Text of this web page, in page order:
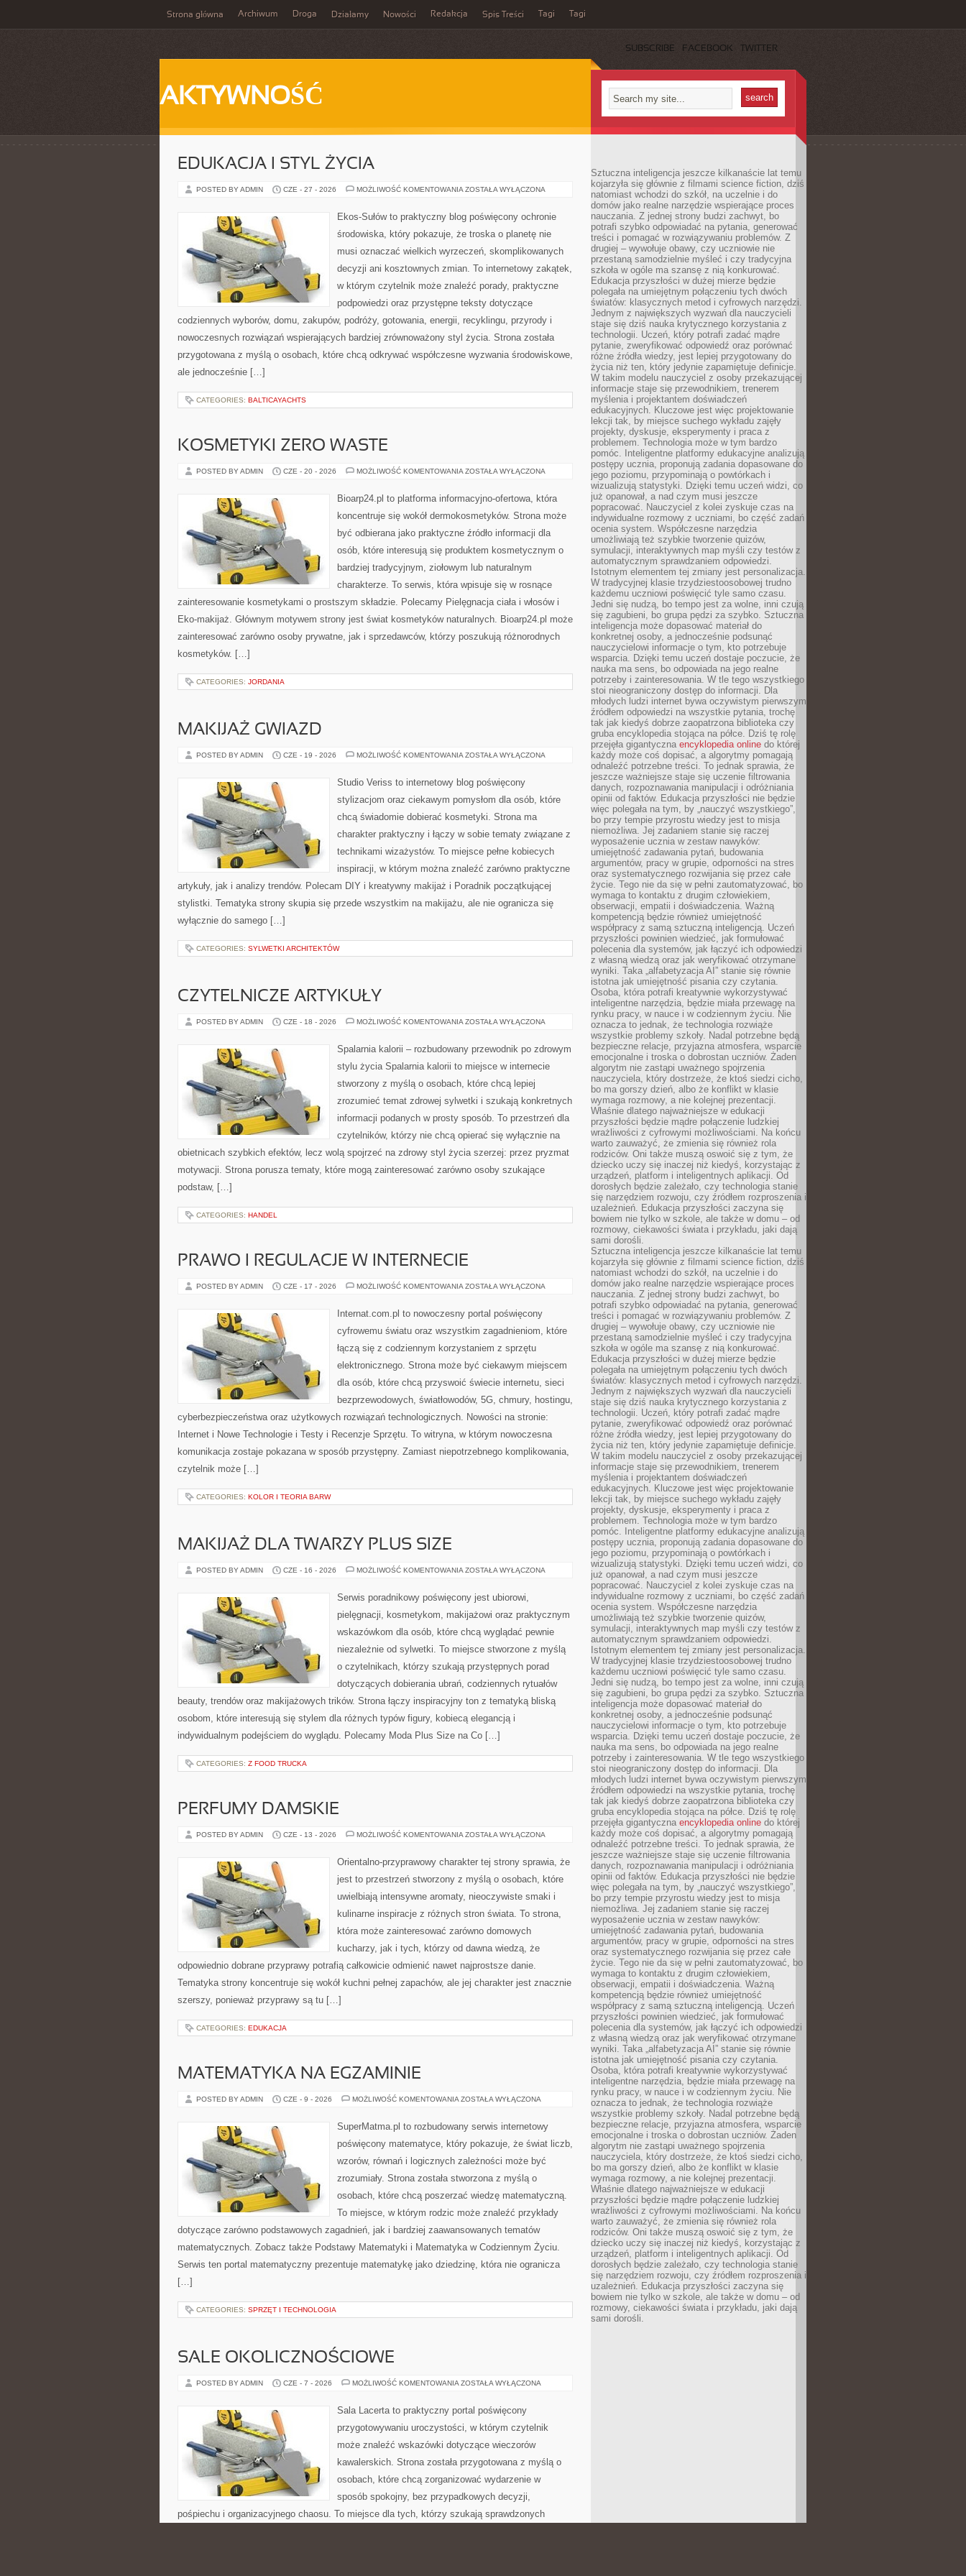
Strona główna Archiwum Droga Działamy Nowości Redakcja Spis Treści Tagi Tagi
SUBSCRIBE FACEBOOK TWITTER
AKTYWNOŚĆ
EDUKACJA I STYL ŻYCIA
POSTED BY ADMIN CZE - 27 - 2026 MOŻLIWOŚĆ KOMENTOWANIA EDUKACJA
ŻYCIA
ZOSTAŁA WYŁĄCZONA
Ekos-Sułów to praktyczny blog poświęcony ochronie
środowiska, który pokazuje, że troska o planetę nie
musi oznaczać wielkich wyrzeczeń, skomplikowanych
decyzji ani kosztownych zmian. To internetowy zakątek,
w którym czytelnik może znaleźć porady, praktyczne
podpowiedzi oraz przystępne teksty dotyczące
codziennych wyborów, domu, zakupów, podróży, gotowania, energii, recyklingu, przyrody i
nowoczesnych rozwiązań wspierających bardziej zrównoważony styl życia. Strona została
przygotowana z myślą o osobach, które chcą odkrywać współczesne wyzwania środowiskowe,
ale jednocześnie […]
CATEGORIES: BALTICAYACHTS
KOSMETYKI ZERO WASTE
POSTED BY ADMIN CZE - 20 - 2026 MOŻLIWOŚĆ KOMENTOWANIA KOSMETYKI
ZOSTAŁA WYŁĄCZONA
Bioarp24.pl to platforma informacyjno-ofertowa, która
koncentruje się wokół dermokosmetyków. Strona może
być odbierana jako praktyczne źródło informacji dla
osób, które interesują się produktem kosmetycznym o
bardziej tradycyjnym, ziołowym lub naturalnym
charakterze. To serwis, która wpisuje się w rosnące
zainteresowanie kosmetykami o prostszym składzie. Polecamy Pielęgnacja ciała i włosów i
Eko-makijaż. Głównym motywem strony jest świat kosmetyków naturalnych. Bioarp24.pl może
zainteresować zarówno osoby prywatne, jak i sprzedawców, którzy poszukują różnorodnych
kosmetyków. […]
CATEGORIES: JORDANIA
MAKIJAŻ GWIAZD
POSTED BY ADMIN CZE - 19 - 2026 MOŻLIWOŚĆ KOMENTOWANIA MAKIJAŻ
ZOSTAŁA WYŁĄCZONA
Studio Veriss to internetowy blog poświęcony
stylizacjom oraz ciekawym pomysłom dla osób, które
chcą świadomie dobierać kosmetyki. Strona ma
charakter praktyczny i łączy w sobie tematy związane z
technikami wizażystów. To miejsce pełne kobiecych
inspiracji, w którym można znaleźć zarówno praktyczne
artykuły, jak i analizy trendów. Polecam DIY i kreatywny makijaż i Poradnik początkującej
stylistki. Tematyka strony skupia się przede wszystkim na makijażu, ale nie ogranicza się
wyłącznie do samego […]
CATEGORIES: SYLWETKI ARCHITEKTÓW
CZYTELNICZE ARTYKUŁY
POSTED BY ADMIN CZE - 18 - 2026 MOŻLIWOŚĆ KOMENTOWANIA CZYTELNICZE
ZOSTAŁA WYŁĄCZONA
Spalarnia kalorii – rozbudowany przewodnik po zdrowym
stylu życia Spalarnia kalorii to miejsce w internecie
stworzony z myślą o osobach, które chcą lepiej
zrozumieć temat zdrowej sylwetki i szukają konkretnych
informacji podanych w prosty sposób. To przestrzeń dla
czytelników, którzy nie chcą opierać się wyłącznie na
obietnicach szybkich efektów, lecz wolą spojrzeć na zdrowy styl życia szerzej: przez pryzmat
motywacji. Strona porusza tematy, które mogą zainteresować zarówno osoby szukające
podstaw, […]
CATEGORIES: HANDEL
PRAWO I REGULACJE W INTERNECIE
POSTED BY ADMIN CZE - 17 - 2026 MOŻLIWOŚĆ KOMENTOWANIA PRAWO
INTERNECIE
ZOSTAŁA WYŁĄCZONA
Internat.com.pl to nowoczesny portal poświęcony
cyfrowemu światu oraz wszystkim zagadnieniom, które
łączą się z codziennym korzystaniem z sprzętu
elektronicznego. Strona może być ciekawym miejscem
dla osób, które chcą przyswoić świecie internetu, sieci
bezprzewodowych, światłowodów, 5G, chmury, hostingu,
cyberbezpieczeństwa oraz użytkowych rozwiązań technologicznych. Nowości na stronie:
Internet i Nowe Technologie i Testy i Recenzje Sprzętu. To witryna, w którym nowoczesna
komunikacja zostaje pokazana w sposób przystępny. Zamiast niepotrzebnego komplikowania,
czytelnik może […]
CATEGORIES: KOLOR I TEORIA BARW
MAKIJAŻ DLA TWARZY PLUS SIZE
POSTED BY ADMIN CZE - 16 - 2026 MOŻLIWOŚĆ KOMENTOWANIA MAKIJAŻ
PLUS
SIZE
ZOSTAŁA WYŁĄCZONA
Serwis poradnikowy poświęcony jest ubiorowi,
pielęgnacji, kosmetykom, makijażowi oraz praktycznym
wskazówkom dla osób, które chcą wyglądać pewnie
niezależnie od sylwetki. To miejsce stworzone z myślą
o czytelnikach, którzy szukają przystępnych porad
dotyczących dobierania ubrań, codziennych rytuałów
beauty, trendów oraz makijażowych trików. Strona łączy inspiracyjny ton z tematyką bliską
osobom, które interesują się stylem dla różnych typów figury, kobiecą elegancją i
indywidualnym podejściem do wyglądu. Polecamy Moda Plus Size na Co […]
CATEGORIES: Z FOOD TRUCKA
PERFUMY DAMSKIE
POSTED BY ADMIN CZE - 13 - 2026 MOŻLIWOŚĆ KOMENTOWANIA PERFUMY
ZOSTAŁA WYŁĄCZONA
Orientalno-przyprawowy charakter tej strony sprawia, że
jest to przestrzeń stworzony z myślą o osobach, które
uwielbiają intensywne aromaty, nieoczywiste smaki i
kulinarne inspiracje z różnych stron świata. To strona,
która może zainteresować zarówno domowych
kucharzy, jak i tych, którzy od dawna wiedzą, że
odpowiednio dobrane przyprawy potrafią całkowicie odmienić nawet najprostsze danie.
Tematyka strony koncentruje się wokół kuchni pełnej zapachów, ale jej charakter jest znacznie
szerszy, ponieważ przyprawy są tu […]
CATEGORIES: EDUKACJA
MATEMATYKA NA EGZAMINIE
POSTED BY ADMIN CZE - 9 - 2026 MOŻLIWOŚĆ KOMENTOWANIA MATEMATYKA
ZOSTAŁA WYŁĄCZONA
SuperMatma.pl to rozbudowany serwis internetowy
poświęcony matematyce, który pokazuje, że świat liczb,
wzorów, równań i logicznych zależności może być
zrozumiały. Strona została stworzona z myślą o
osobach, które chcą poszerzać wiedzę matematyczną.
To miejsce, w którym rodzic może znaleźć przykłady
dotyczące zarówno podstawowych zagadnień, jak i bardziej zaawansowanych tematów
matematycznych. Zobacz także Podstawy Matematyki i Matematyka w Codziennym Życiu.
Serwis ten portal matematyczny prezentuje matematykę jako dziedzinę, która nie ogranicza
[…]
CATEGORIES: SPRZĘT I TECHNOLOGIA
SALE OKOLICZNOŚCIOWE
POSTED BY ADMIN CZE - 7 - 2026 MOŻLIWOŚĆ KOMENTOWANIA SALE
ZOSTAŁA WYŁĄCZONA
Sala Lacerta to praktyczny portal poświęcony
przygotowywaniu uroczystości, w którym czytelnik
może znaleźć wskazówki dotyczące wieczorów
kawalerskich. Strona została przygotowana z myślą o
osobach, które chcą zorganizować wydarzenie w
sposób spokojny, bez przypadkowych decyzji,
pośpiechu i organizacyjnego chaosu. To miejsce dla tych, którzy szukają sprawdzonych
Sztuczna inteligencja jeszcze kilkanaście lat temu
kojarzyła się głównie z filmami science fiction, dziś
natomiast wchodzi do szkół, na uczelnie i do
domów jako realne narzędzie wspierające proces
nauczania. Z jednej strony budzi zachwyt, bo
potrafi szybko odpowiadać na pytania, generować
treści i pomagać w rozwiązywaniu problemów. Z
drugiej – wywołuje obawy, czy uczniowie nie
przestaną samodzielnie myśleć i czy tradycyjna
szkoła w ogóle ma szansę z nią konkurować.
Edukacja przyszłości w dużej mierze będzie
polegała na umiejętnym połączeniu tych dwóch
światów: klasycznych metod i cyfrowych narzędzi.
Jednym z największych wyzwań dla nauczycieli
staje się dziś nauka krytycznego korzystania z
technologii. Uczeń, który potrafi zadać mądre
pytanie, zweryfikować odpowiedź oraz porównać
różne źródła wiedzy, jest lepiej przygotowany do
życia niż ten, który jedynie zapamiętuje definicje.
W takim modelu nauczyciel z osoby przekazującej
informacje staje się przewodnikiem, trenerem
myślenia i projektantem doświadczeń
edukacyjnych. Kluczowe jest więc projektowanie
lekcji tak, by miejsce suchego wykładu zajęły
projekty, dyskusje, eksperymenty i praca z
problemem. Technologia może w tym bardzo
pomóc. Inteligentne platformy edukacyjne analizują
postępy ucznia, proponują zadania dopasowane do
jego poziomu, przypominają o powtórkach i
wizualizują statystyki. Dzięki temu uczeń widzi, co
już opanował, a nad czym musi jeszcze
popracować. Nauczyciel z kolei zyskuje czas na
indywidualne rozmowy z uczniami, bo część zadań
ocenia system. Współczesne narzędzia
umożliwiają też szybkie tworzenie quizów,
symulacji, interaktywnych map myśli czy testów z
automatycznym sprawdzaniem odpowiedzi.
Istotnym elementem tej zmiany jest personalizacja.
W tradycyjnej klasie trzydziestoosobowej trudno
każdemu uczniowi poświęcić tyle samo czasu.
Jedni się nudzą, bo tempo jest za wolne, inni czują
się zagubieni, bo grupa pędzi za szybko. Sztuczna
inteligencja może dopasować materiał do
konkretnej osoby, a jednocześnie podsunąć
nauczycielowi informacje o tym, kto potrzebuje
wsparcia. Dzięki temu uczeń dostaje poczucie, że
nauka ma sens, bo odpowiada na jego realne
potrzeby i zainteresowania. W tle tego wszystkiego
stoi nieograniczony dostęp do informacji. Dla
młodych ludzi internet bywa oczywistym pierwszym
źródłem odpowiedzi na wszystkie pytania, trochę
tak jak kiedyś dobrze zaopatrzona biblioteka czy
gruba encyklopedia stojąca na półce. Dziś tę rolę
przejęła gigantyczna encyklopedia online do której
każdy może coś dopisać, a algorytmy pomagają
odnaleźć potrzebne treści. To jednak sprawia, że
jeszcze ważniejsze staje się uczenie filtrowania
danych, rozpoznawania manipulacji i odróżniania
opinii od faktów. Edukacja przyszłości nie będzie
więc polegała na tym, by „nauczyć wszystkiego”,
bo przy tempie przyrostu wiedzy jest to misja
niemożliwa. Jej zadaniem stanie się raczej
wyposażenie ucznia w zestaw nawyków:
umiejętność zadawania pytań, budowania
argumentów, pracy w grupie, odporności na stres
oraz systematycznego rozwijania się przez całe
życie. Tego nie da się w pełni zautomatyzować, bo
wymaga to kontaktu z drugim człowiekiem,
obserwacji, empatii i doświadczenia. Ważną
kompetencją będzie również umiejętność
współpracy z samą sztuczną inteligencją. Uczeń
przyszłości powinien wiedzieć, jak formułować
polecenia dla systemów, jak łączyć ich odpowiedzi
z własną wiedzą oraz jak weryfikować otrzymane
wyniki. Taka „alfabetyzacja AI” stanie się równie
istotna jak umiejętność pisania czy czytania.
Osoba, która potrafi kreatywnie wykorzystywać
inteligentne narzędzia, będzie miała przewagę na
rynku pracy, w nauce i w codziennym życiu. Nie
oznacza to jednak, że technologia rozwiąże
wszystkie problemy szkoły. Nadal potrzebne będą
bezpieczne relacje, przyjazna atmosfera, wsparcie
emocjonalne i troska o dobrostan uczniów. Żaden
algorytm nie zastąpi uważnego spojrzenia
nauczyciela, który dostrzeże, że ktoś siedzi cicho,
bo ma gorszy dzień, albo że konflikt w klasie
wymaga rozmowy, a nie kolejnej prezentacji.
Właśnie dlatego najważniejsze w edukacji
przyszłości będzie mądre połączenie ludzkiej
wrażliwości z cyfrowymi możliwościami. Na końcu
warto zauważyć, że zmienia się również rola
rodziców. Oni także muszą oswoić się z tym, że
dziecko uczy się inaczej niż kiedyś, korzystając z
urządzeń, platform i inteligentnych aplikacji. Od
dorosłych będzie zależało, czy technologia stanie
się narzędziem rozwoju, czy źródłem rozproszenia i
uzależnień. Edukacja przyszłości zaczyna się
bowiem nie tylko w szkole, ale także w domu – od
rozmowy, ciekawości świata i przykładu, jaki dają
sami dorośli.
Sztuczna inteligencja jeszcze kilkanaście lat temu
kojarzyła się głównie z filmami science fiction, dziś
natomiast wchodzi do szkół, na uczelnie i do
domów jako realne narzędzie wspierające proces
nauczania. Z jednej strony budzi zachwyt, bo
potrafi szybko odpowiadać na pytania, generować
treści i pomagać w rozwiązywaniu problemów. Z
drugiej – wywołuje obawy, czy uczniowie nie
przestaną samodzielnie myśleć i czy tradycyjna
szkoła w ogóle ma szansę z nią konkurować.
Edukacja przyszłości w dużej mierze będzie
polegała na umiejętnym połączeniu tych dwóch
światów: klasycznych metod i cyfrowych narzędzi.
Jednym z największych wyzwań dla nauczycieli
staje się dziś nauka krytycznego korzystania z
technologii. Uczeń, który potrafi zadać mądre
pytanie, zweryfikować odpowiedź oraz porównać
różne źródła wiedzy, jest lepiej przygotowany do
życia niż ten, który jedynie zapamiętuje definicje.
W takim modelu nauczyciel z osoby przekazującej
informacje staje się przewodnikiem, trenerem
myślenia i projektantem doświadczeń
edukacyjnych. Kluczowe jest więc projektowanie
lekcji tak, by miejsce suchego wykładu zajęły
projekty, dyskusje, eksperymenty i praca z
problemem. Technologia może w tym bardzo
pomóc. Inteligentne platformy edukacyjne analizują
postępy ucznia, proponują zadania dopasowane do
jego poziomu, przypominają o powtórkach i
wizualizują statystyki. Dzięki temu uczeń widzi, co
już opanował, a nad czym musi jeszcze
popracować. Nauczyciel z kolei zyskuje czas na
indywidualne rozmowy z uczniami, bo część zadań
ocenia system. Współczesne narzędzia
umożliwiają też szybkie tworzenie quizów,
symulacji, interaktywnych map myśli czy testów z
automatycznym sprawdzaniem odpowiedzi.
Istotnym elementem tej zmiany jest personalizacja.
W tradycyjnej klasie trzydziestoosobowej trudno
każdemu uczniowi poświęcić tyle samo czasu.
Jedni się nudzą, bo tempo jest za wolne, inni czują
się zagubieni, bo grupa pędzi za szybko. Sztuczna
inteligencja może dopasować materiał do
konkretnej osoby, a jednocześnie podsunąć
nauczycielowi informacje o tym, kto potrzebuje
wsparcia. Dzięki temu uczeń dostaje poczucie, że
nauka ma sens, bo odpowiada na jego realne
potrzeby i zainteresowania. W tle tego wszystkiego
stoi nieograniczony dostęp do informacji. Dla
młodych ludzi internet bywa oczywistym pierwszym
źródłem odpowiedzi na wszystkie pytania, trochę
tak jak kiedyś dobrze zaopatrzona biblioteka czy
gruba encyklopedia stojąca na półce. Dziś tę rolę
przejęła gigantyczna encyklopedia online do której
każdy może coś dopisać, a algorytmy pomagają
odnaleźć potrzebne treści. To jednak sprawia, że
jeszcze ważniejsze staje się uczenie filtrowania
danych, rozpoznawania manipulacji i odróżniania
opinii od faktów. Edukacja przyszłości nie będzie
więc polegała na tym, by „nauczyć wszystkiego”,
bo przy tempie przyrostu wiedzy jest to misja
niemożliwa. Jej zadaniem stanie się raczej
wyposażenie ucznia w zestaw nawyków:
umiejętność zadawania pytań, budowania
argumentów, pracy w grupie, odporności na stres
oraz systematycznego rozwijania się przez całe
życie. Tego nie da się w pełni zautomatyzować, bo
wymaga to kontaktu z drugim człowiekiem,
obserwacji, empatii i doświadczenia. Ważną
kompetencją będzie również umiejętność
współpracy z samą sztuczną inteligencją. Uczeń
przyszłości powinien wiedzieć, jak formułować
polecenia dla systemów, jak łączyć ich odpowiedzi
z własną wiedzą oraz jak weryfikować otrzymane
wyniki. Taka „alfabetyzacja AI” stanie się równie
istotna jak umiejętność pisania czy czytania.
Osoba, która potrafi kreatywnie wykorzystywać
inteligentne narzędzia, będzie miała przewagę na
rynku pracy, w nauce i w codziennym życiu. Nie
oznacza to jednak, że technologia rozwiąże
wszystkie problemy szkoły. Nadal potrzebne będą
bezpieczne relacje, przyjazna atmosfera, wsparcie
emocjonalne i troska o dobrostan uczniów. Żaden
algorytm nie zastąpi uważnego spojrzenia
nauczyciela, który dostrzeże, że ktoś siedzi cicho,
bo ma gorszy dzień, albo że konflikt w klasie
wymaga rozmowy, a nie kolejnej prezentacji.
Właśnie dlatego najważniejsze w edukacji
przyszłości będzie mądre połączenie ludzkiej
wrażliwości z cyfrowymi możliwościami. Na końcu
warto zauważyć, że zmienia się również rola
rodziców. Oni także muszą oswoić się z tym, że
dziecko uczy się inaczej niż kiedyś, korzystając z
urządzeń, platform i inteligentnych aplikacji. Od
dorosłych będzie zależało, czy technologia stanie
się narzędziem rozwoju, czy źródłem rozproszenia i
uzależnień. Edukacja przyszłości zaczyna się
bowiem nie tylko w szkole, ale także w domu – od
rozmowy, ciekawości świata i przykładu, jaki dają
sami dorośli.